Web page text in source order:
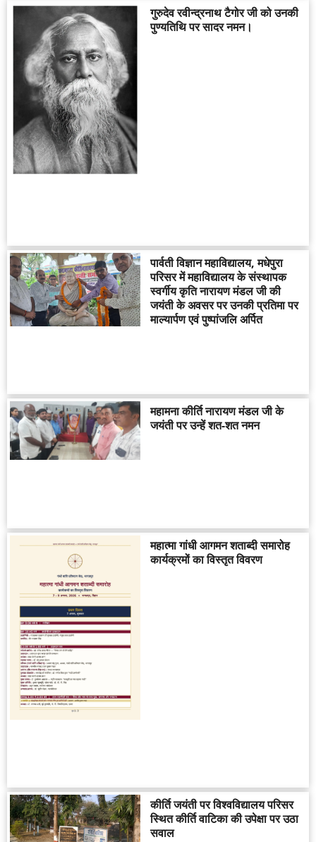
गुरुदेव रवीन्द्रनाथ टैगोर जी को उनकी
पुण्यतिथि पर सादर नमन।
पार्वती विज्ञान महाविद्यालय, मधेपुरा
परिसर में महाविद्यालय के संस्थापक
स्वर्गीय कृति नारायण मंडल जी की
जयंती के अवसर पर उनकी प्रतिमा पर
माल्यार्पण एवं पुष्पांजलि अर्पित
महामना कीर्ति नारायण मंडल जी के
जयंती पर उन्हें शत-शत नमन
महात्मा गांधी आगमन शताब्दी समारोह
कार्यक्रमों का विस्तृत विवरण
कीर्ति जयंती पर विश्वविद्यालय परिसर
स्थित कीर्ति वाटिका की उपेक्षा पर उठा
सवाल